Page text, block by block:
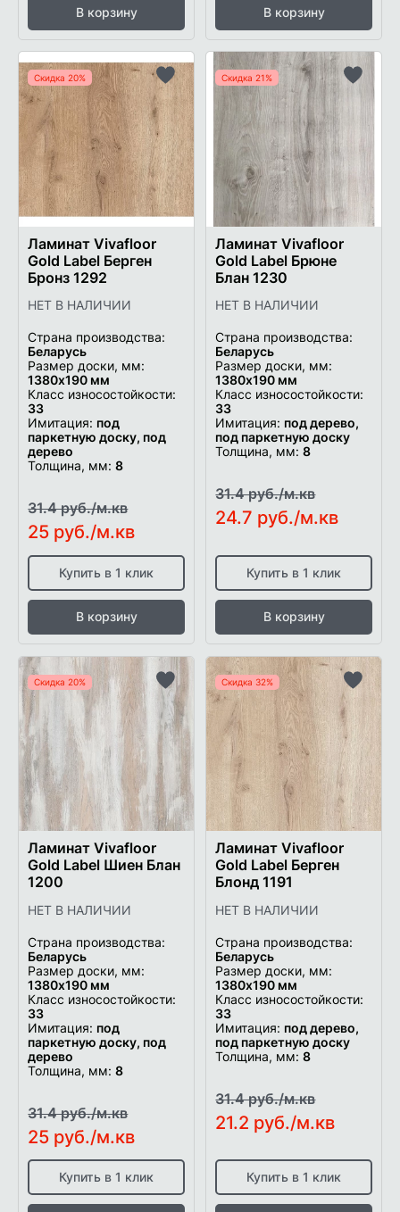
В корзину В корзину
Скидка 20%
Добавить
в
список
желаемого
Ламинат Vivafloor
Gold Label Берген
Бронз 1292
НЕТ В НАЛИЧИИ
Страна производства:
Беларусь
Размер доски, мм:
1380х190 мм
Класс износостойкости:
33
Имитация: под
паркетную доску, под
дерево
Толщина, мм:8
31.4 руб./м.кв
25 руб./м.кв
Купить в 1 клик
В корзину
Скидка 21%
список
Ламинат Vivafloor
Gold Label Брюне
Блан 1230
НЕТ В НАЛИЧИИ
Страна производства:
Беларусь
Размер доски, мм:
1380х190 мм
Класс износостойкости:
33
Имитация: под дерево,
под паркетную доску
Толщина, мм:8
31.4 руб./м.кв
24.7 руб./м.кв
Купить в 1 клик
В корзину
Скидка 20%
Добавить
в
список
желаемого
Ламинат Vivafloor
Gold Label Шиен Блан
1200
НЕТ В НАЛИЧИИ
Страна производства:
Беларусь
Размер доски, мм:
1380х190 мм
Класс износостойкости:
33
Имитация: под
паркетную доску, под
дерево
Толщина, мм:8
31.4 руб./м.кв
25 руб./м.кв
Купить в 1 клик
Скидка 32%
список
Ламинат Vivafloor
Gold Label Берген
Блонд 1191
НЕТ В НАЛИЧИИ
Страна производства:
Беларусь
Размер доски, мм:
1380х190 мм
Класс износостойкости:
33
Имитация: под дерево,
под паркетную доску
Толщина, мм:8
31.4 руб./м.кв
21.2 руб./м.кв
Купить в 1 клик